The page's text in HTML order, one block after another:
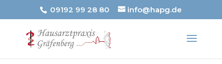
09192 99 28 80 info@hapg.de